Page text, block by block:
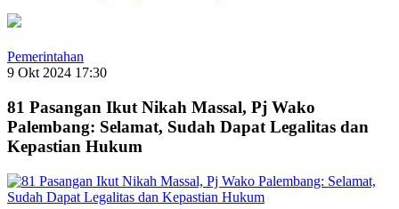
Pemerintahan
9 Okt 2024 17:30
81 Pasangan Ikut Nikah Massal, Pj Wako
Palembang: Selamat, Sudah Dapat Legalitas dan
Kepastian Hukum